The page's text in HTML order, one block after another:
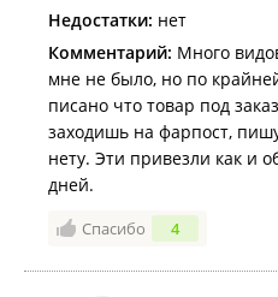
Недостатки: нет
Комментарий: Много
мне не было, но по
писано что товар под
заходишь на фарпост,
нету. Эти привезли как и
дней.
Спасибо 4